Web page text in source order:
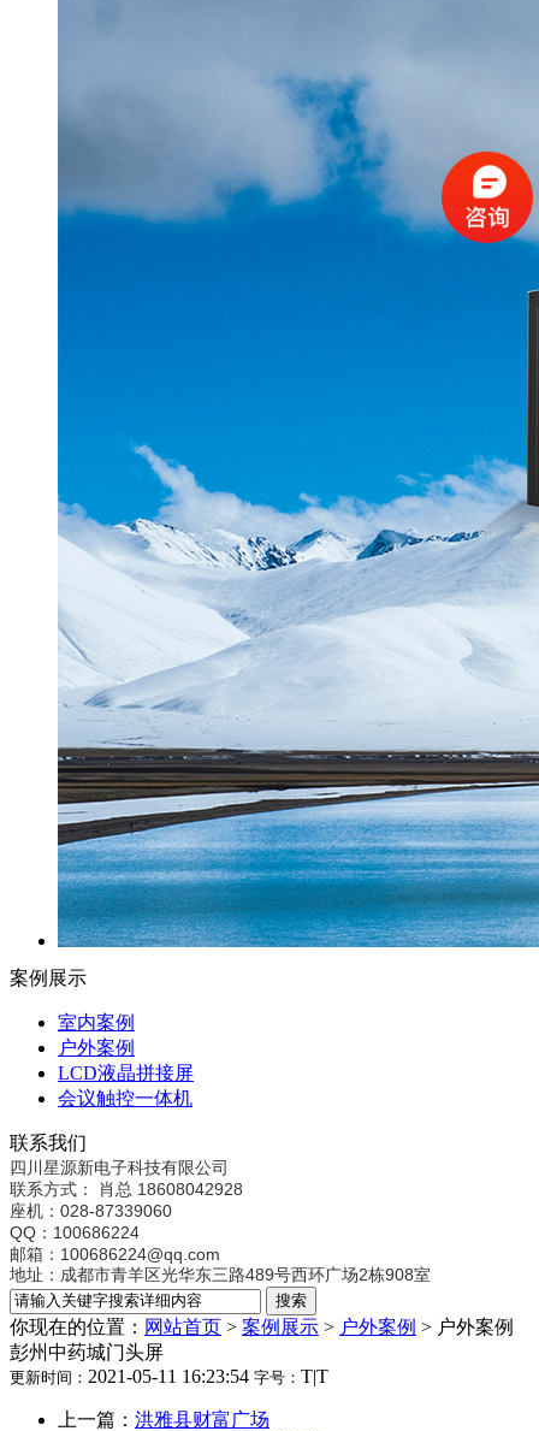
案例展示
室内案例
户外案例
LCD液晶拼接屏
会议触控一体机
联系我们
四川星源新电子科技有限公司
联系方式：
肖总 18608042928
座机：028-87339060
QQ：100686224
邮箱：100686224@qq.com
地址：成都市青羊区光华东三路489号西环广场2栋908室
你现在的位置： 网站首页 > 案例展示 > 户外案例 > 户外案例
彭州中药城门头屏
更新时间： 2021-05-11 16:23:54 字号： T|T
上一篇： 洪雅县财富广场